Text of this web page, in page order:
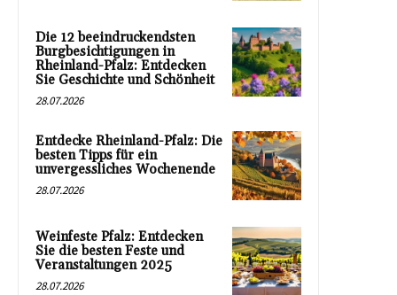
Die 12 beeindruckendsten
Burgbesichtigungen in
Rheinland-Pfalz: Entdecken
Sie Geschichte und Schönheit
28.07.2026
Entdecke Rheinland-Pfalz: Die
besten Tipps für ein
unvergessliches Wochenende
28.07.2026
Weinfeste Pfalz: Entdecken
Sie die besten Feste und
Veranstaltungen 2025
28.07.2026